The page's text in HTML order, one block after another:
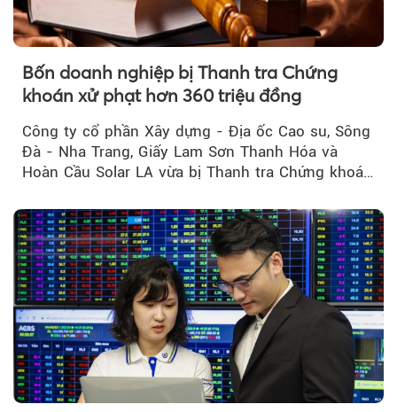
Bốn doanh nghiệp bị Thanh tra Chứng
khoán xử phạt hơn 360 triệu đồng
Công ty cổ phần Xây dựng - Địa ốc Cao su, Sông
Đà - Nha Trang, Giấy Lam Sơn Thanh Hóa và
Hoàn Cầu Solar LA vừa bị Thanh tra Chứng khoán
do vi phạm quy định về công bố thông tin trên
thị trường chứng khoán.